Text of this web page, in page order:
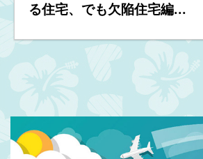
る住宅、でも欠陥住宅編...